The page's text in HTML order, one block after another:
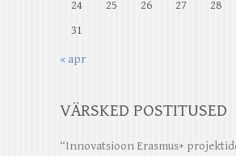
24
25 26 27 28
31
« apr
VÄRSKED POSTITUSED
“Innovatsioon Erasmus+